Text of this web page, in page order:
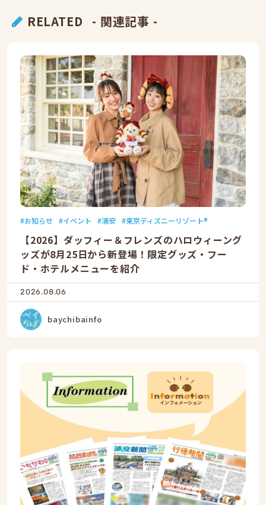
RELATED - 関連記事 -
お知らせ イベント 浦安 東京ディズニーリゾート®
【2026】ダッフィー＆フレンズのハロウィーング
ッズが8月25日から新登場！限定グッズ・フー
ド・ホテルメニューを紹介
2026.08.06
baychibainfo